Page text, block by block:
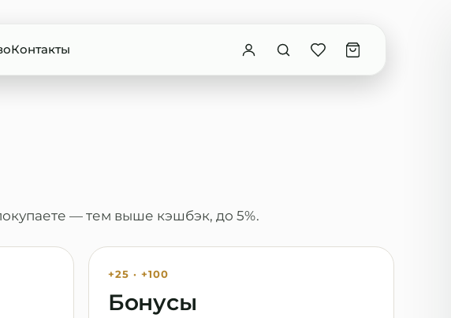
Контакты
— тем выше кэшбэк, до 5%.
+25 · +100
Бонусы